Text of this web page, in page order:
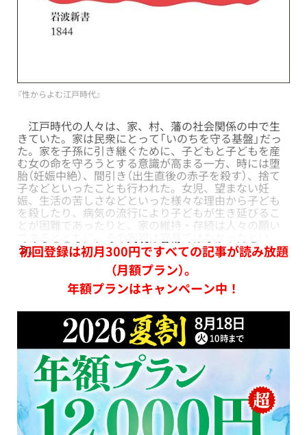
『性からよむ江戸時代』
江戸時代の人々は、家、村、藩の社会関係の中で生
きていた。家は民衆にとって「いのちを守る基盤」だっ
た。家を子孫に引き継ぐために、子どもと子どもを産
む女の命を守ろうとする意識が高まる一方、時には堕
胎（妊娠中絶）、間引き（出生直後の赤子を殺す）、捨て
子などといったことも行われた。女児、望まない妊
娠、生活の苦しさなどといった様々な理由から子ども
を殺したり、病気の流行により子どもが生き延びるこ
とが困難であったりと、家の維持・存続は人々の願い
う。
初回登録は初月300円ですべての記事が読み放題
（月額プラン）。
年額プランはキャンペーン中！